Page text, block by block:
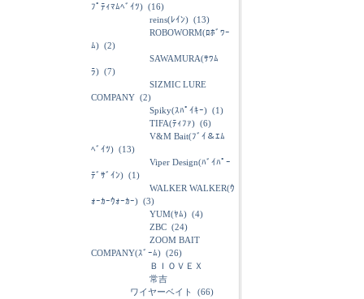
ﾌﾟﾃｨﾏﾑﾍﾞｲﾂ) (16)
reins(ﾚｲﾝ) (13)
ROBOWORM(ﾛﾎﾞﾜｰ
ﾑ) (2)
SAWAMURA(ｻﾜﾑ
ﾗ) (7)
SIZMIC LURE
COMPANY (2)
Spiky(ｽﾊﾟｲｷｰ) (1)
TIFA(ﾃｨﾌｧ) (6)
V&M Bait(ﾌﾞｲ＆ｴﾑ
ﾍﾞｲﾂ) (13)
Viper Design(ﾊﾞｲﾊﾟｰ
ﾃﾞｻﾞｲﾝ) (1)
WALKER WALKER(ｳ
ｫｰｶｰｳｫｰｶｰ) (3)
YUM(ﾔﾑ) (4)
ZBC (24)
ZOOM BAIT
COMPANY(ｽﾞｰﾑ) (26)
ＢＩＯＶＥＸ
常吉
ワイヤーベイト
(66)